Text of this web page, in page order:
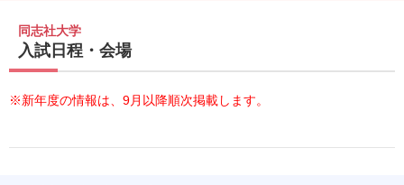
同志社大学
入試日程・会場
※新年度の情報は、9月以降順次掲載します。